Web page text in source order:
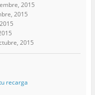
2015
2015
2015
recarga